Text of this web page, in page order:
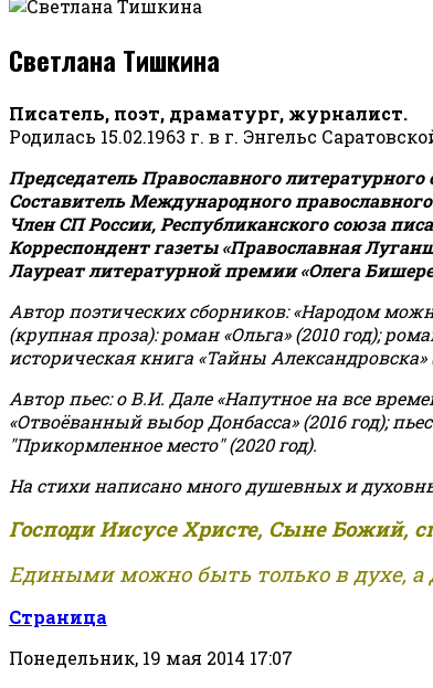
Светлана Тишкина
Писатель, поэт, драматург, журналист.
Родилась 15.02.1963 г. в г. Энгельс
Председатель Православного
Составитель Международного
Член СП России, Республиканского союза
Корреспондент газеты «Православная
Лауреат литературной премии «Олега
Автор поэтических сборников: «Народом
(крупная проза): роман «Ольга» (2010 год);
историческая книга «Тайны Александровска»
Автор пьес: о В.И. Дале «Напутное на все
«Отвоёванный выбор Донбасса» (2016 год);
"Прикормленное место" (2020 год).
На стихи написано много душевных и
Господи Иисусе Христе, Сыне Божий,
Едиными можно быть только в духе, а
Страница
Понедельник, 19 мая 2014 17:07